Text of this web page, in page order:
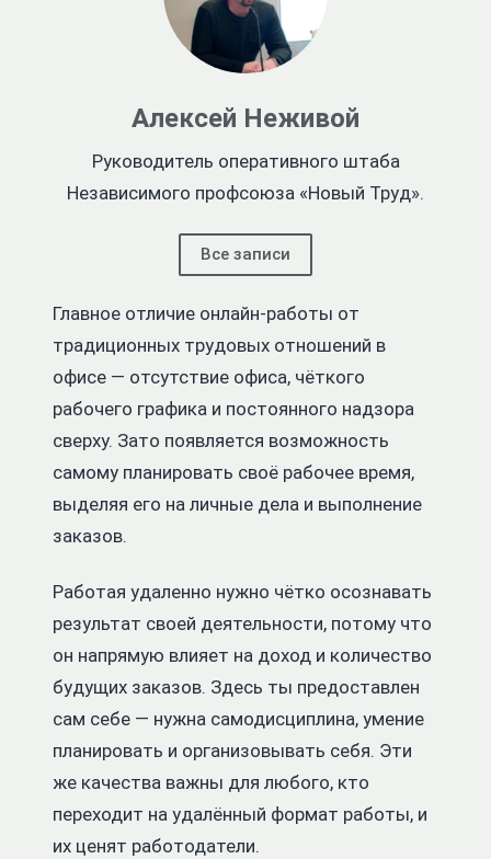
Алексей Неживой
Руководитель оперативного штаба
Независимого профсоюза «Новый Труд».
Все записи
Главное отличие онлайн-работы от
традиционных трудовых отношений в
офисе — отсутствие офиса, чёткого
рабочего графика и постоянного надзора
сверху. Зато появляется возможность
самому планировать своё рабочее время,
выделяя его на личные дела и выполнение
заказов.
Работая удаленно нужно чётко осознавать
результат своей деятельности, потому что
он напрямую влияет на доход и количество
будущих заказов. Здесь ты предоставлен
сам себе — нужна самодисциплина, умение
планировать и организовывать себя. Эти
же качества важны для любого, кто
переходит на удалённый формат работы, и
их ценят работодатели.